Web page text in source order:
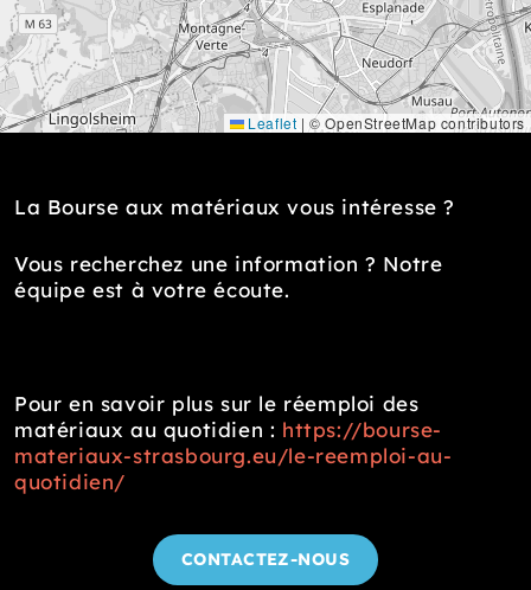
Leaflet | © OpenStreetMap contributors
La Bourse aux matériaux vous intéresse ?
Vous recherchez une information ? Notre
équipe est à votre écoute.
Pour en savoir plus sur le réemploi des
matériaux au quotidien : https://bourse-
materiaux-strasbourg.eu/le-reemploi-au-
quotidien/
CONTACTEZ-NOUS